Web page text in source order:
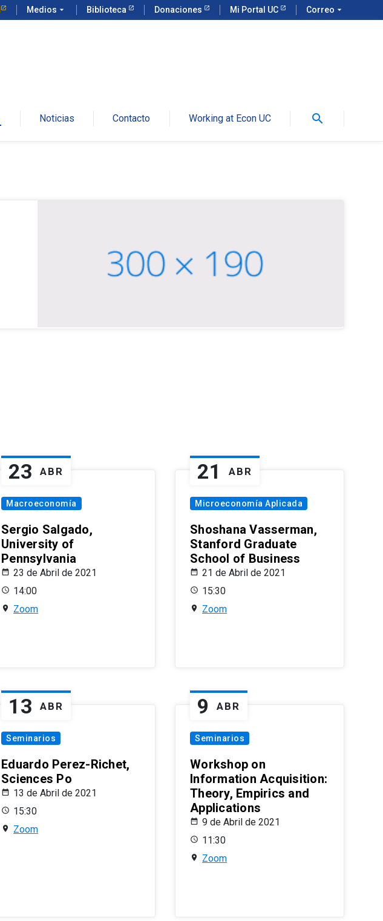
Medios arrow_drop_down Biblioteca Donaciones Mi Portal UC Correo arrow_drop_down
Noticias Contacto Working at Econ UC search
23 ABR
Macroeconomía
Sergio Salgado,
University of
Pennsylvania
23 de Abril de 2021
14:00
Zoom
21 ABR
Microeconomía Aplicada
Shoshana Vasserman,
Stanford Graduate
School of Business
21 de Abril de 2021
15:30
Zoom
13 ABR
Seminarios
Eduardo Perez-Richet,
Sciences Po
13 de Abril de 2021
15:30
Zoom
9 ABR
Seminarios
Workshop on
Information Acquisition:
Theory, Empirics and
Applications
9 de Abril de 2021
11:30
Zoom